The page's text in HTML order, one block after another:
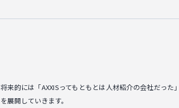
将来的には「AXXISってもともとは人材紹介の会社だっ
を展開していきます。